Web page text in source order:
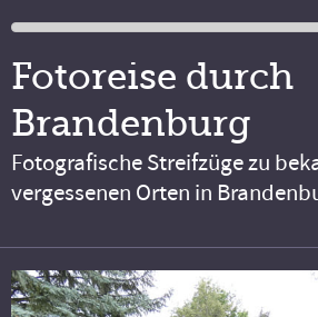
Fotoreise durch
Brandenburg
Fotografische Streifzüge zu
vergessenen Orten in